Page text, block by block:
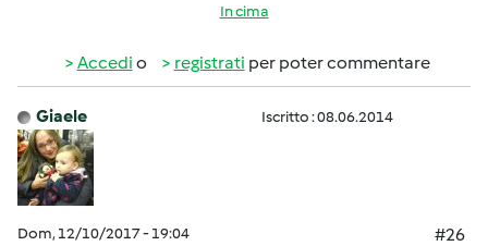
In cima
Accedi o registrati per poter commentare
Giaele Iscritto : 08.06.2014
Dom, 12/10/2017 - 19:04
#26